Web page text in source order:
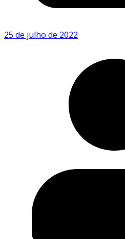
25 de julho de 2022